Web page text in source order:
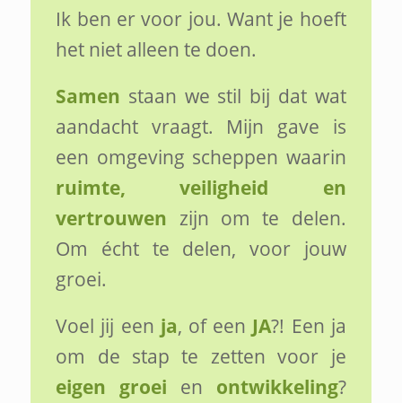
Ik ben er voor jou. Want je hoeft
het niet alleen te doen.
Samen staan we stil bij dat wat
aandacht vraagt. Mijn gave is
een omgeving scheppen waarin
ruimte, veiligheid en
vertrouwen zijn om te delen.
Om écht te delen, voor jouw
groei.
Voel jij een ja, of een JA?! Een ja
om de stap te zetten voor je
eigen groei en ontwikkeling?